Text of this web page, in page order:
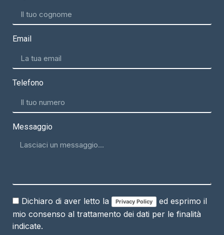
Email
Telefono
Messaggio
Dichiaro di aver letto la Privacy Policy
ed esprimo il
mio consenso al trattamento dei dati per le finalità
indicate.